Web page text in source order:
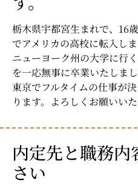
栃木県宇都宮生まれで、16
でアメリカの高校に転入し
ニューヨーク州の大学に行
を一応無事に卒業いたしま
東京でフルタイムの仕事が
ります。よろしくお願いいた
内定先と職務
さい